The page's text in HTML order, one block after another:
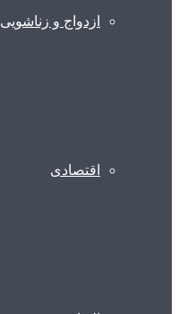
ازدواج و زناشویی
اقتصادی